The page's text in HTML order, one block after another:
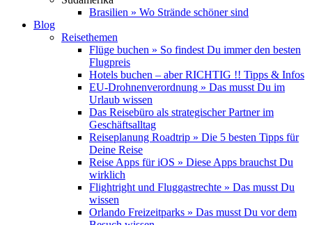
Brasilien » Wo Strände schöner sind
Blog
Reisethemen
Flüge buchen » So findest Du immer den besten
Flugpreis
Hotels buchen – aber RICHTIG !! Tipps & Infos
EU-Drohnenverordnung » Das musst Du im
Urlaub wissen
Das Reisebüro als strategischer Partner im
Geschäftsalltag
Reiseplanung Roadtrip » Die 5 besten Tipps für
Deine Reise
Reise Apps für iOS » Diese Apps brauchst Du
wirklich
Flightright und Fluggastrechte » Das musst Du
wissen
Orlando Freizeitparks » Das musst Du vor dem